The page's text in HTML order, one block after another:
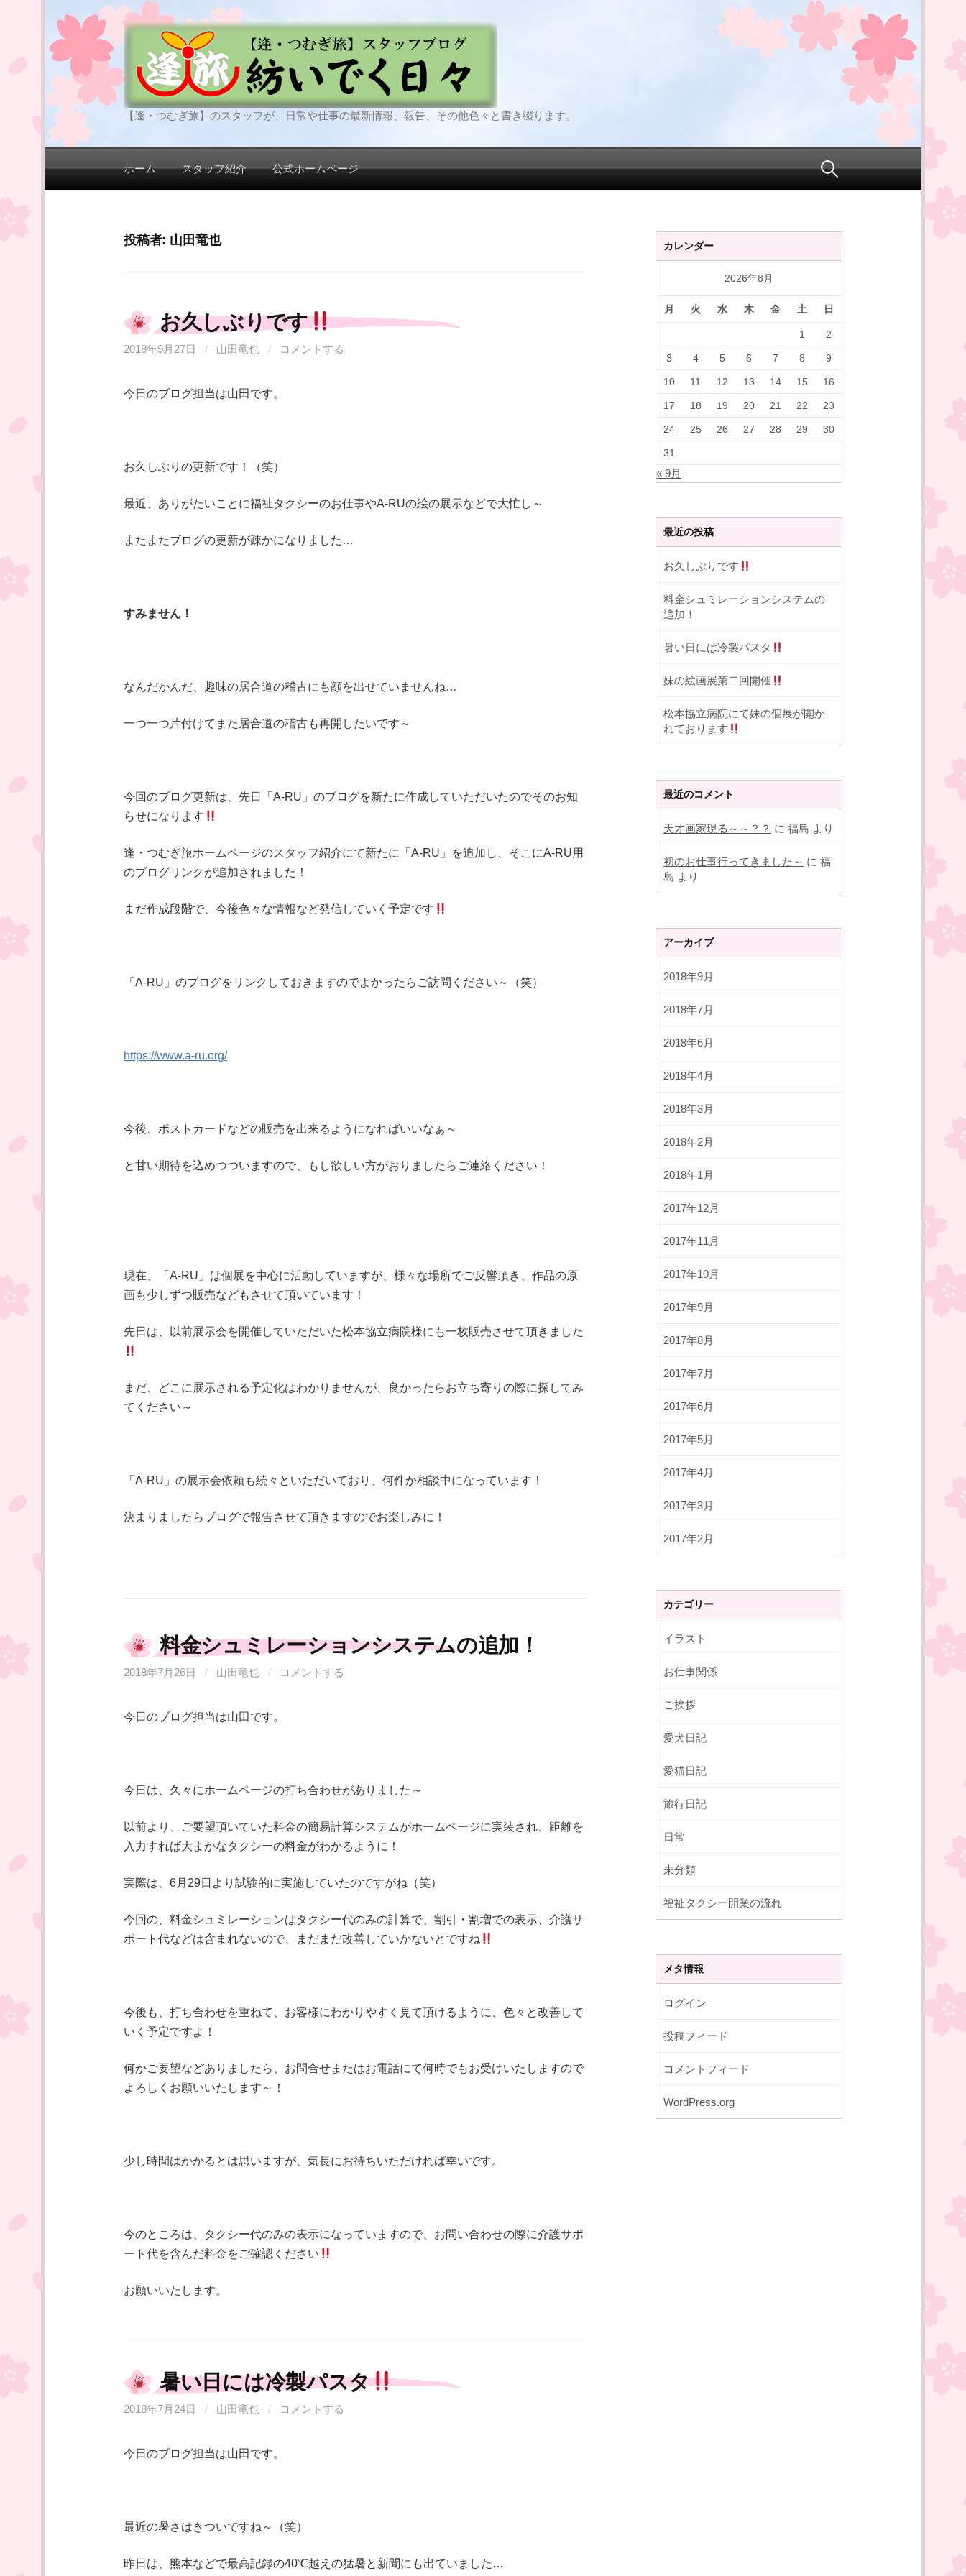
テ
ツ
へ
ス
キ
【逢・つむぎ旅】のスタッフが、日常や仕事の最新情報、報告、その他色々と書き綴ります。
ホーム スタッフ紹介 公式ホームページ 検
投稿者: 山田竜也
お久しぶりです
2018年9月27日 / 山田竜也 / コメントする
今日のブログ担当は山田です。
お久しぶりの更新です！（笑）
最近、ありがたいことに福祉タクシーのお仕事やA-RUの絵の展示などで大忙し～
またまたブログの更新が疎かになりました…
すみません！
なんだかんだ、趣味の居合道の稽古にも顔を出せていませんね…
一つ一つ片付けてまた居合道の稽古も再開したいです～
今回のブログ更新は、先日「A-RU」のブログを新たに作成していただいたのでそのお知
らせになります
逢・つむぎ旅ホームページのスタッフ紹介にて新たに「A-RU」を追加し、そこにA-RU用
のブログリンクが追加されました！
まだ作成段階で、今後色々な情報など発信していく予定です
「A-RU」のブログをリンクしておきますのでよかったらご訪問ください～（笑）
https://www.a-ru.org/
今後、ポストカードなどの販売を出来るようになればいいなぁ～
と甘い期待を込めつついますので、もし欲しい方がおりましたらご連絡ください！
現在、「A-RU」は個展を中心に活動していますが、様々な場所でご反響頂き、作品の原
画も少しずつ販売などもさせて頂いています！
先日は、以前展示会を開催していただいた松本協立病院様にも一枚販売させて頂きました
まだ、どこに展示される予定化はわかりませんが、良かったらお立ち寄りの際に探してみ
てください～
「A-RU」の展示会依頼も続々といただいており、何件か相談中になっています！
決まりましたらブログで報告させて頂きますのでお楽しみに！
料金シュミレーションシステムの追加！
2018年7月26日 / 山田竜也 / コメントする
今日のブログ担当は山田です。
今日は、久々にホームページの打ち合わせがありました～
以前より、ご要望頂いていた料金の簡易計算システムがホームページに実装され、距離を
入力すれば大まかなタクシーの料金がわかるように！
実際は、6月29日より試験的に実施していたのですがね（笑）
今回の、料金シュミレーションはタクシー代のみの計算で、割引・割増での表示、介護サ
ポート代などは含まれないので、まだまだ改善していかないとですね
今後も、打ち合わせを重ねて、お客様にわかりやすく見て頂けるように、色々と改善して
いく予定ですよ！
何かご要望などありましたら、お問合せまたはお電話にて何時でもお受けいたしますので
よろしくお願いいたします～！
少し時間はかかるとは思いますが、気長にお待ちいただければ幸いです。
今のところは、タクシー代のみの表示になっていますので、お問い合わせの際に介護サポ
ート代を含んだ料金をご確認ください
お願いいたします。
暑い日には冷製パスタ
2018年7月24日 / 山田竜也 / コメントする
今日のブログ担当は山田です。
最近の暑さはきついですね～（笑）
昨日は、熊本などで最高記録の40℃越えの猛暑と新聞にも出ていました…
カレンダー
2026年8月
月 火 水 木 金 土 日
1 2
3 4 5 6 7 8 9
10 11 12 13 14 15 16
17 18 19 20 21 22 23
24 25 26 27 28 29 30
31
« 9月
最近の投稿
お久しぶりです
料金シュミレーションシステムの
追加！
暑い日には冷製パスタ
妹の絵画展第二回開催
松本協立病院にて妹の個展が開か
れております
最近のコメント
天才画家現る～～？？ に 福島 より
初のお仕事行ってきました～ に 福
島 より
アーカイブ
2018年9月
2018年7月
2018年6月
2018年4月
2018年3月
2018年2月
2018年1月
2017年12月
2017年11月
2017年10月
2017年9月
2017年8月
2017年7月
2017年6月
2017年5月
2017年4月
2017年3月
2017年2月
カテゴリー
イラスト
お仕事関係
ご挨拶
愛犬日記
愛猫日記
旅行日記
日常
未分類
福祉タクシー開業の流れ
メタ情報
ログイン
投稿フィード
コメントフィード
WordPress.org